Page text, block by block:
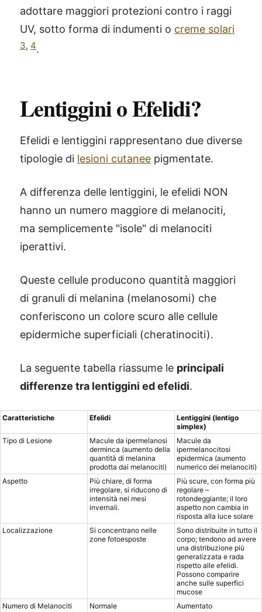
adottare maggiori protezioni contro i raggi
UV, sotto forma di indumenti o creme solari
3, 4.
Lentiggini o Efelidi?
Efelidi e lentiggini rappresentano due diverse
tipologie di lesioni cutanee pigmentate.
A differenza delle lentiggini, le efelidi NON
hanno un numero maggiore di melanociti,
ma semplicemente "isole" di melanociti
iperattivi.
Queste cellule producono quantità maggiori
di granuli di melanina (melanosomi) che
conferiscono un colore scuro alle cellule
epidermiche superficiali (cheratinociti).
La seguente tabella riassume le principali
differenze tra lentiggini ed efelidi.
Caratteristiche Efelidi
Lentiggini (lentigo
simplex)
Tipo di Lesione
Macule da ipermelanosi
derminca (aumento della
quantità di melanina
prodotta dai melanociti)
Macule da
ipermelanocitosi
epidermica (aumento
numerico dei melanociti)
Aspetto
Più chiare, di forma
irregolare, si riducono di
intensità nei mesi
invernali.
Più scure, con forma più
regolare –
rotondeggiante; il loro
aspetto non cambia in
risposta alla luce solare
Localizzazione
Si concentrano nelle
zone fotoesposte
Sono distribuite in tutto il
corpo; tendono ad avere
una distribuzione più
generalizzata e rada
rispetto alle efelidi.
Possono comparire
anche sulle superfici
mucose
Numero di Melanociti
Normale Aumentato